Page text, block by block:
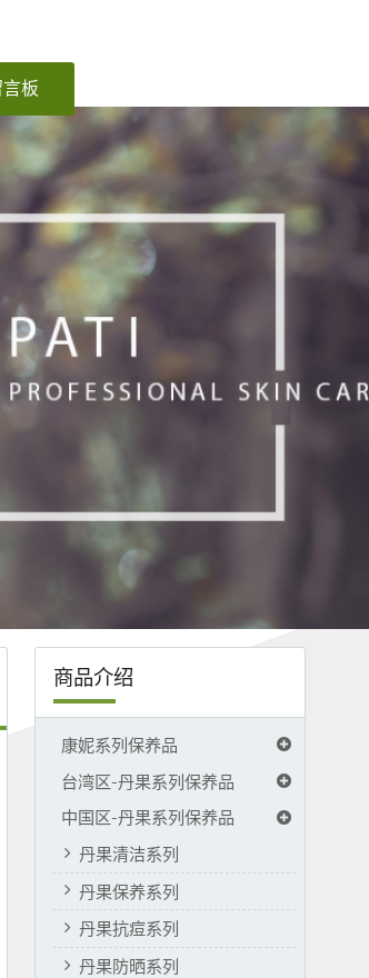
言板
商品介绍
康妮系列保养品
台湾区-丹果系列保养品
中国区-丹果系列保养品
丹果清洁系列
丹果保养系列
丹果抗痘系列
丹果防晒系列